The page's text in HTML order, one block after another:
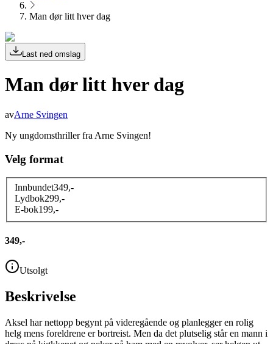
Man dør litt hver dag
Last ned omslag
Man dør litt hver dag
avArne Svingen
Ny ungdomsthriller fra Arne Svingen!
Velg format
Innbundet349,-
Lydbok299,-
E-bok199,-
349,-
Utsolgt
Beskrivelse
Aksel har nettopp begynt på videregående og planlegger en rolig
helg mens foreldrene er bortreist. Men da det plutselig står en mann i